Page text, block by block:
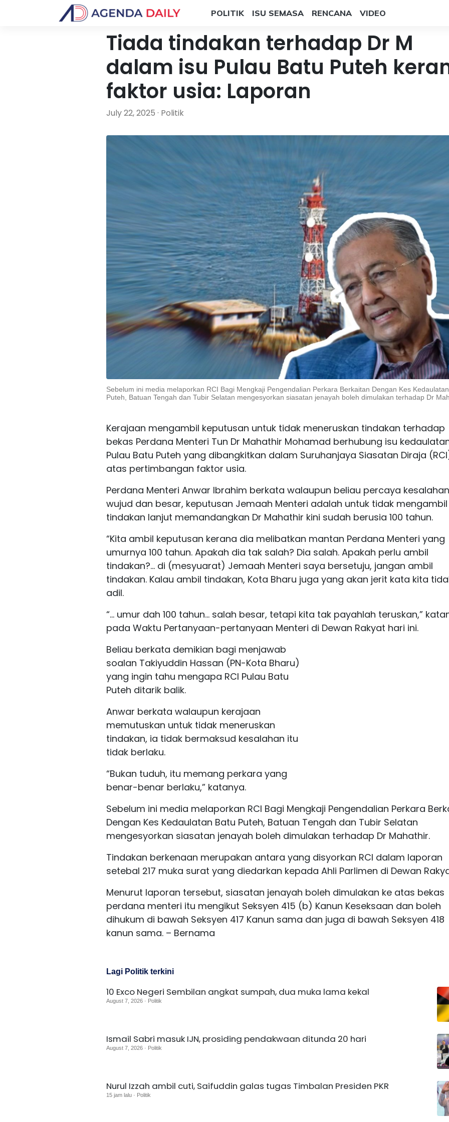
POLITIK ISU SEMASA RENCANA VIDEO
Tiada tindakan terhadap Dr M
dalam isu Pulau Batu Puteh
faktor usia: Laporan
July 22, 2025 · Politik
Sebelum ini media melaporkan RCI Bagi Mengkaji Pengendalian Perkara Berkaitan Dengan Kes
Puteh, Batuan Tengah dan Tubir Selatan mengesyorkan siasatan jenayah boleh dimulakan terhadap Dr
Kerajaan mengambil keputusan untuk tidak meneruskan tindakan terhadap
bekas Perdana Menteri Tun Dr Mahathir Mohamad berhubung isu
Pulau Batu Puteh yang dibangkitkan dalam Suruhanjaya Siasatan Diraja
atas pertimbangan faktor usia.
Perdana Menteri Anwar Ibrahim berkata walaupun beliau percaya
wujud dan besar, keputusan Jemaah Menteri adalah untuk tidak mengambil
tindakan lanjut memandangkan Dr Mahathir kini sudah berusia 100 tahun.
“Kita ambil keputusan kerana dia melibatkan mantan Perdana Menteri yang
umurnya 100 tahun. Apakah dia tak salah? Dia salah. Apakah perlu ambil
tindakan?… di (mesyuarat) Jemaah Menteri saya bersetuju, jangan ambil
tindakan. Kalau ambil tindakan, Kota Bharu juga yang akan jerit kata kita
adil.
“… umur dah 100 tahun… salah besar, tetapi kita tak payahlah teruskan,”
pada Waktu Pertanyaan-pertanyaan Menteri di Dewan Rakyat hari ini.
Beliau berkata demikian bagi menjawab
soalan Takiyuddin Hassan (PN-Kota Bharu)
yang ingin tahu mengapa RCI Pulau Batu
Puteh ditarik balik.
Anwar berkata walaupun kerajaan
memutuskan untuk tidak meneruskan
tindakan, ia tidak bermaksud kesalahan itu
tidak berlaku.
“Bukan tuduh, itu memang perkara yang
benar-benar berlaku,” katanya.
Sebelum ini media melaporkan RCI Bagi Mengkaji Pengendalian Perkara
Dengan Kes Kedaulatan Batu Puteh, Batuan Tengah dan Tubir Selatan
mengesyorkan siasatan jenayah boleh dimulakan terhadap Dr Mahathir.
Tindakan berkenaan merupakan antara yang disyorkan RCI dalam laporan
setebal 217 muka surat yang diedarkan kepada Ahli Parlimen di Dewan
Menurut laporan tersebut, siasatan jenayah boleh dimulakan ke atas bekas
perdana menteri itu mengikut Seksyen 415 (b) Kanun Keseksaan dan boleh
dihukum di bawah Seksyen 417 Kanun sama dan juga di bawah Seksyen 418
kanun sama. – Bernama
Lagi Politik terkini
10 Exco Negeri Sembilan angkat sumpah, dua muka lama kekal
August 7, 2026 · Politik
Ismail Sabri masuk IJN, prosiding pendakwaan ditunda 20 hari
August 7, 2026 · Politik
Nurul Izzah ambil cuti, Saifuddin galas tugas Timbalan Presiden PKR
15 jam lalu · Politik